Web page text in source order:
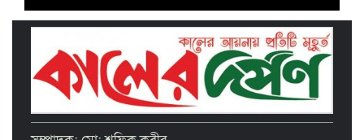
তাড়াইলে দুই শতাধিক শিক্ষকের অংশগ্রহণে
দিনব্যাপী প্রশিক্ষণ কর্মশালা অনুষ্ঠিত
পরিচ্ছন্ন নগরীর দাবিতে কিশোরগঞ্জ এপেক্স
ক্লাবের অবস্থান কর্মসূচি ও ডাস্টবিন বিতরণ